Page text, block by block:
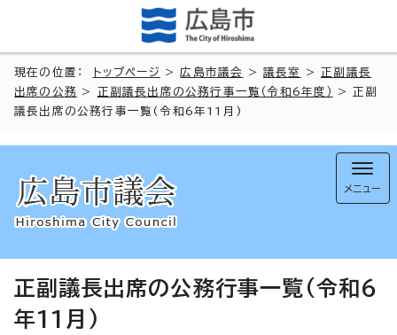
現在の位置： トップページ >広島市議会 >議長室 >正副議長
出席の公務
> 正副議長出席の公務行事一覧（令和6年度）
> 正副
議長出席の公務行事一覧(令和6年11月)
メニュー
正副議長出席の公務行事一覧(令和6
年11月)